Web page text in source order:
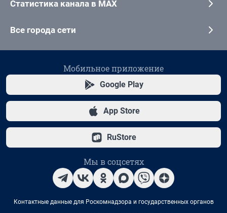
Статистика канала в MAX
Все города сети
Мобильное приложение
Google Play
App Store
RuStore
Мы в соцсетях
Контактные данные для Роскомнадзора и государственных органов